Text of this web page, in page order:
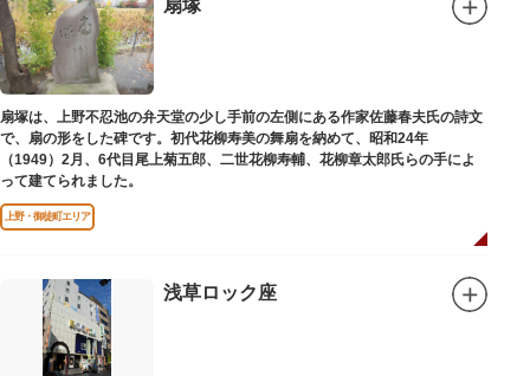
扇塚
扇塚は、上野不忍池の弁天堂の少し手前の左側にある作家佐藤春夫氏の詩文
で、扇の形をした碑です。初代花柳寿美の舞扇を納めて、昭和24年
（1949）2月、6代目尾上菊五郎、二世花柳寿輔、花柳章太郎氏らの手によ
って建てられました。
上野・御徒町エリア
浅草ロック座